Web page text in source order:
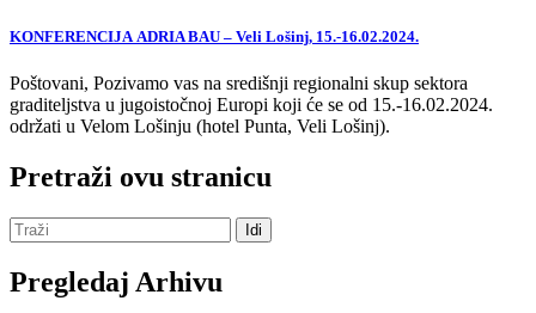
KONFERENCIJA ADRIA BAU – Veli Lošinj, 15.-16.02.2024.
Poštovani, Pozivamo vas na središnji regionalni skup sektora
graditeljstva u jugoistočnoj Europi koji će se od 15.-16.02.2024.
održati u Velom Lošinju (hotel Punta, Veli Lošinj).
Pretraži ovu stranicu
Pregledaj Arhivu